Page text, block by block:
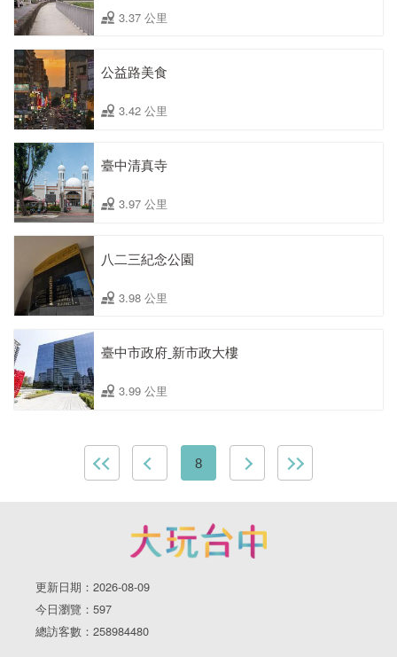
3.37 公里
公益路美食
3.42 公里
臺中清真寺
3.97 公里
八二三紀念公園
3.98 公里
臺中市政府ˍ新市政大樓
3.99 公里
8
更新日期：2026-08-09
今日瀏覽：597
總訪客數：258984480